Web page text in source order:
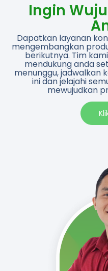
Ingin
Dapatkan layanan
mengembangkan
berikutnya. Tim
mendukung anda
menunggu, jadwalkan
ini dan jelajahi
mewujudkan